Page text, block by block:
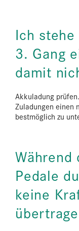
Ich
3. Gang
damit
Akkuladung
Zuladungen einen
bestmöglich zu
Pedale
keine